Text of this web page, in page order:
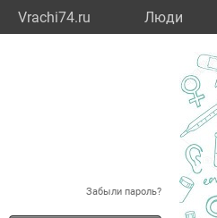
Vrachi74.ru Люди
Забыли пароль?